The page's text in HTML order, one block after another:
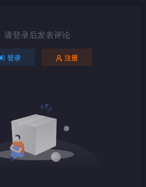
1080P TS
1080P
请登录后发表评论
登录 注册